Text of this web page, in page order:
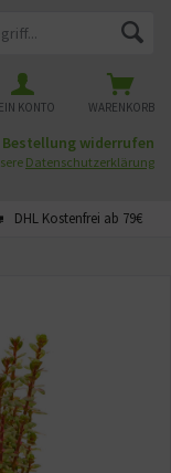
DHL Kostenfrei ab 79€
WARENKORB
KONTO
Bestellung widerrufen
Datenschutzerklärung